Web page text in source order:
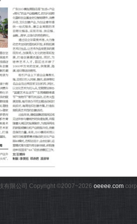
有限公司 Copyright ©2007~2026 oeeee.com